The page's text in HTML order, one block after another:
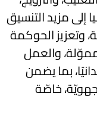
إلى مزيد التنسيق
وتعزيز الحوكمة
والعمل
بما يضمن
خاصّة